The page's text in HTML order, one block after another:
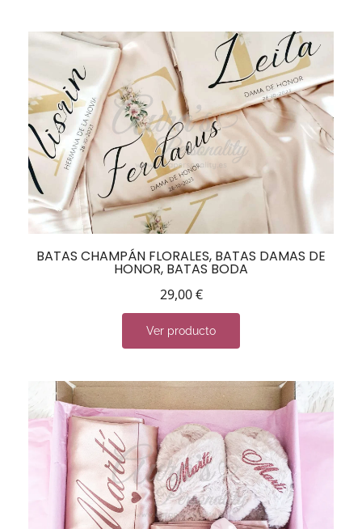
BATAS CHAMPÁN FLORALES, BATAS DAMAS DE
HONOR, BATAS BODA
29,00€
Ver producto